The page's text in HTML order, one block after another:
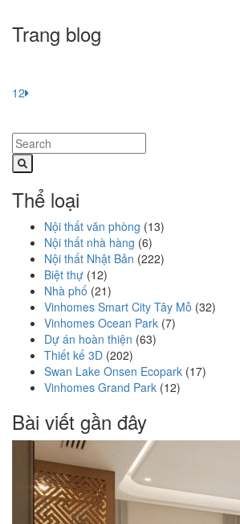
Trang blog
12
Thể loại
Nội thất văn phòng (13)
Nội thất nhà hàng (6)
Nội thất Nhật Bản (222)
Biệt thự (12)
Nhà phố (21)
Vinhomes Smart City Tây Mỗ (32)
Vinhomes Ocean Park (7)
Dự án hoàn thiện (63)
Thiết kế 3D (202)
Swan Lake Onsen Ecopark (17)
Vinhomes Grand Park (12)
Bài viết gần đây